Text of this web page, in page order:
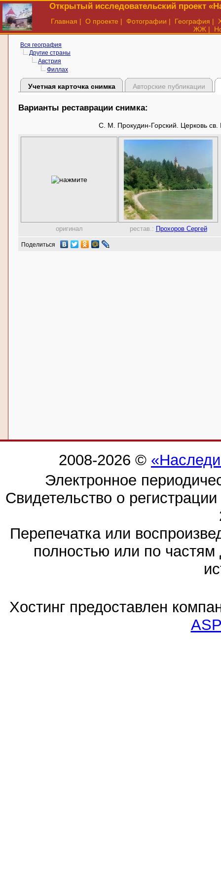
Открытый исследовательский проект
Главная | О проекте | Фотографии | География |
ЖЖ |
Вся география
Другие страны
Австрия
Филлах
Учетная карточка снимка Авторские публикации
Варианты реставрации снимка:
С. М. Прокудин-Горский. Церковь
оригинал рестав.: Прохоров Сергей
Поделиться
2008-2026 ©
Электронное
Свидетельство о
Перепечатка или
полностью или по частям
Хостинг предоставлен